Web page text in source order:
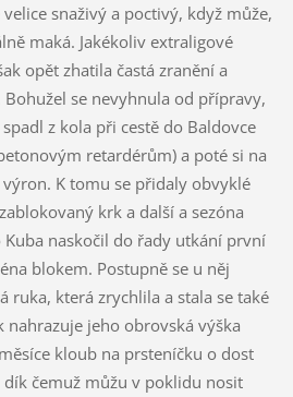
velice snaživý a poctivý, když může,
maká. Jakékoliv extraligové
opět zhatila častá zranění a
Bohužel se nevyhnula od přípravy,
z kola při cestě do Baldovce
retardérům) a poté si na
K tomu se přidaly obvyklé
krk a další a sezóna
naskočil do řady utkání první
blokem. Postupně se u něj
ruka, která zrychlila a stala se také
nahrazuje jeho obrovská výška
kloub na prsteníčku o dost
čemuž můžu v poklidu nosit